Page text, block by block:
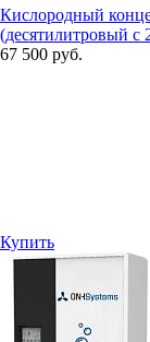
Кислородный
(десятилитровый с
67 500 руб.
Купить